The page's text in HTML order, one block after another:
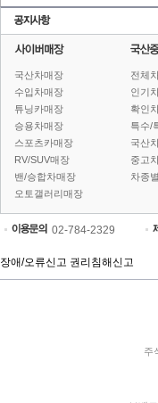
국산차매장
수입차매장
튜닝카매장
승용차매장
스포츠카매장
RV/SUV매장
밴/승합차매장
오토갤러리매장
전체
인기
확인
특수/
국산
중고
차종
02-784-2329
장애/오류신고 권리침해신고
주